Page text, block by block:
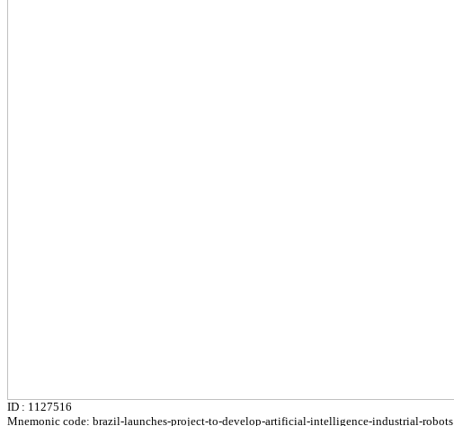
ID : 1127516
Mnemonic code: brazil-launches-project-to-develop-artificial-intelligence-industrial-robots